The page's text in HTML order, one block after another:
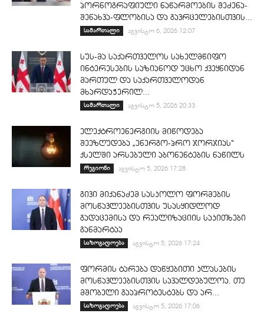
პორნოგრაფიული ნაწარმოების შეძენა-
შენახვა-ფლობისა და გავრცელებისთვის...
სამართალი აგვისტო 6, 2026 12:07
სუს-მა საქართველოს სახელმწიფო
ინტერესების საზიანოდ უცხო ქვეყნიდან
მართულ და საქართველოდან
მხარდაჭერილ...
სამართალი აგვისტო 5, 2026 20:33
ელექტროენერგიის მიწოდება
შეეზღუდება „ენერგო-პრო ჯორჯიას“
ქსელში არსებული აბონენტების ნაწილს
რეგიონი აგვისტო 5, 2026 17:28
გივი მიქანაძემ სასკოლო ფორმების
მოსწავლეებისთვის უსასყიდლოდ
გადაცემისა და რეალიზაციის საკითხები
განმარტაა
საზოგადოება აგვისტო 5, 2026 17:24
ფორმის ტარება დაწყებითი კლასების
მოსწავლეებისთვის სავალდებულოა. თუ
მშობელი გააპროტესტებს და არ...
საზოგადოება აგვისტო 5, 2026 17:06